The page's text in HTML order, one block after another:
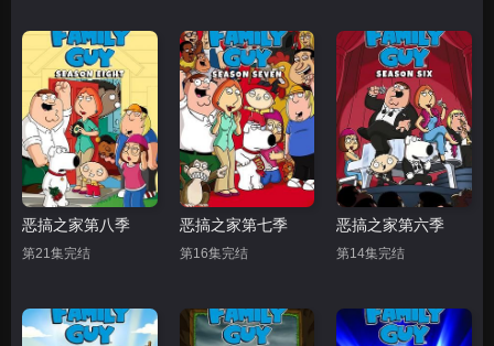
恶搞之家第八季
第21集完结
恶搞之家第七季
第16集完结
恶搞之家第六季
第14集完结